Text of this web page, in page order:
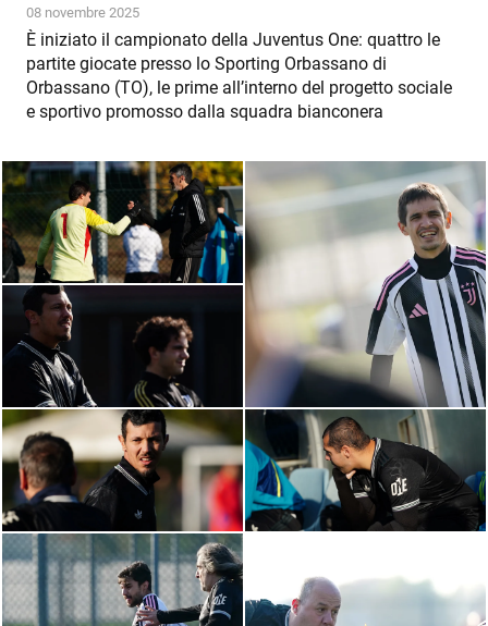
VIDEO
ALTRO
08 novembre 2025
È iniziato il campionato della Juventus One: quattro le
partite giocate presso lo Sporting Orbassano di
Orbassano (TO), le prime all’interno del progetto sociale
e sportivo promosso dalla squadra bianconera